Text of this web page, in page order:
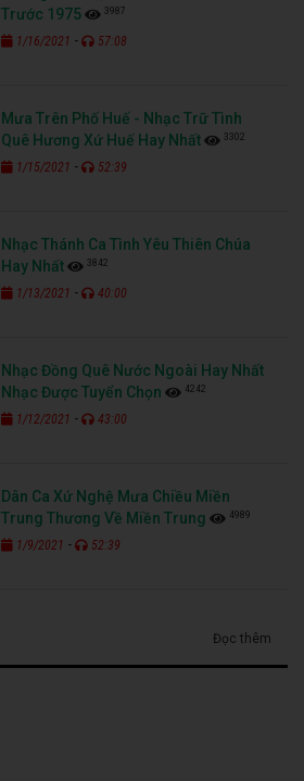
Trước 1975
3987
1/16/2021 - 57:08
Mưa Trên Phố Huế - Nhạc Trữ Tình
Quê Hương Xứ Huế Hay Nhất
3302
1/15/2021 - 52:39
Nhạc Thánh Ca Tình Yêu Thiên Chúa
Hay Nhất
3842
1/13/2021 - 40:00
Nhạc Đồng Quê Nước Ngoài Hay Nhất
Nhạc Được Tuyển Chọn
4242
1/12/2021 - 43:00
Dân Ca Xứ Nghệ Mưa Chiều Miền
Trung Thương Về Miền Trung
4989
1/9/2021 - 52:39
Đọc thêm